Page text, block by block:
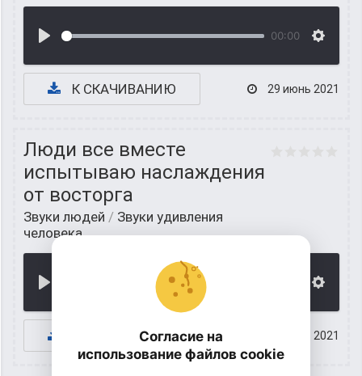
00:00
К СКАЧИВАНИЮ 29 июнь 2021
Люди все вместе
испытываю наслаждения
от восторга
Звуки людей / Звуки удивления
человека
К СКАЧИВАНИЮ 28 июнь 2021
Согласие на
использование файлов cookie